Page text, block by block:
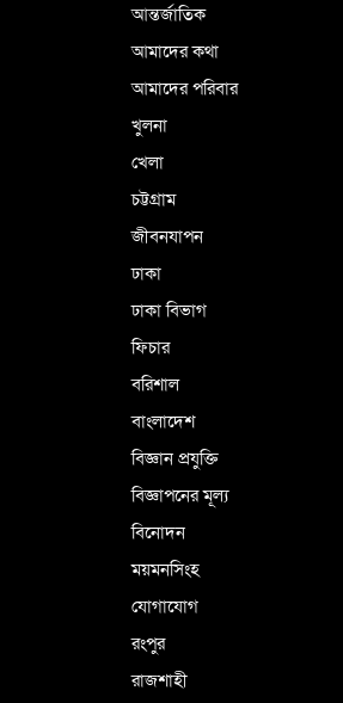
আন্তর্জাতিক
আমাদের কথা
আমাদের পরিবার
খুলনা
খেলা
চট্টগ্রাম
জীবনযাপন
ঢাকা
ঢাকা বিভাগ
ফিচার
বরিশাল
বাংলাদেশ
বিজ্ঞান প্রযুক্তি
বিজ্ঞাপনের মূল্য
বিনোদন
ময়মনসিংহ
যোগাযোগ
রংপুর
রাজশাহী